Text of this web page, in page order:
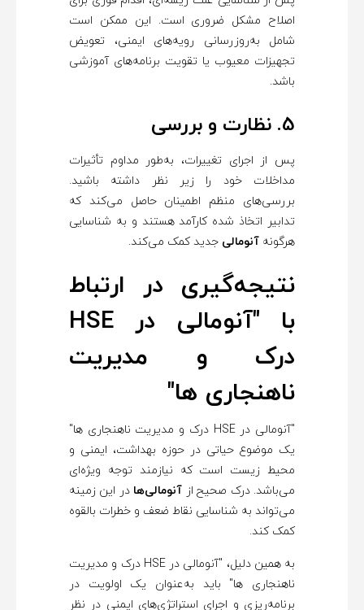
اصلاح مشکل ضروری است. این ممکن است
شامل به‌روزرسانی رویه‌های ایمنی، تعویض
تجهیزات معیوب یا تقویت برنامه‌های آموزشی
باشد.
5. نظارت و بررسی
پس از اجرای تغییرات، به‌طور مداوم تأثیرات
مداخلات خود را زیر نظر داشته باشید.
بررسی‌های منظم اطمینان حاصل می‌کند که
تدابیر اتخاذ شده کارآمد هستند و به شناسایی
هرگونه آنومالی جدید کمک می‌کند.
نتیجه‌گیری در ارتباط
با "آنومالی در HSE
درک و مدیریت
ناهنجاری ها"
"آنومالی در HSE درک و مدیریت ناهنجاری ها"
یک موضوع حیاتی در حوزه بهداشت، ایمنی و
محیط زیست است که نیازمند توجه ویژه‌ای
می‌باشد. درک صحیح از آنومالی‌ها در این زمینه
می‌تواند به شناسایی نقاط ضعف و خطرات بالقوه
کمک کند.
به همین دلیل، "آنومالی در HSE درک و مدیریت
ناهنجاری ها" باید به‌عنوان یک اولویت در
برنامه‌ریزی و اجرای استراتژی‌های ایمنی در نظر